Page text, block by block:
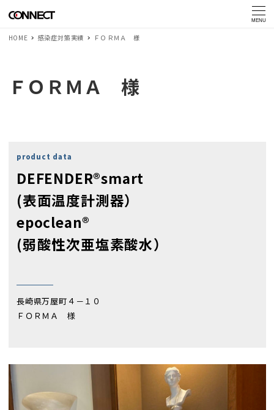
MENU
HOME 感染症対策実績 ＦＯＲＭＡ 様
ＦＯＲＭＡ 様
product data
DEFENDER®smart
(表面温度計測器）
epoclean®
(弱酸性次亜塩素酸水）
長崎県万屋町４－１０
ＦＯＲＭＡ 様